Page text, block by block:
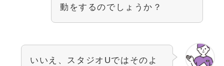
動をするのでしょうか？
いいえ、スタジオUではそのよ